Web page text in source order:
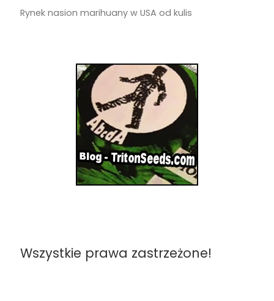
Rynek nasion marihuany w USA od kulis
Wszystkie prawa zastrzeżone!